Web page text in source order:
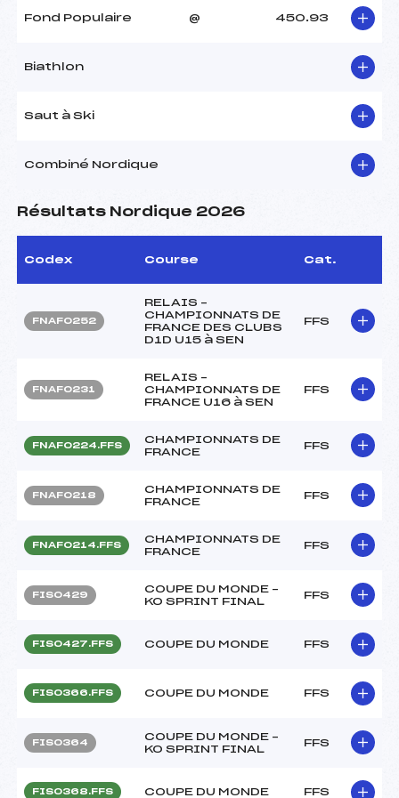
Fond Populaire @ 450.93
Biathlon
Saut à Ski
Combiné Nordique
Résultats Nordique 2026
Codex Course Cat.
FNAF0252
RELAIS –
CHAMPIONNATS DE
FRANCE DES CLUBS
D1D U15 à SEN
FFS
FNAF0231
RELAIS –
CHAMPIONNATS DE
FRANCE U16 à SEN
FFS
FNAF0224.FFS
CHAMPIONNATS DE
FRANCE
FFS
FNAF0218
CHAMPIONNATS DE
FRANCE
FFS
FNAF0214.FFS
CHAMPIONNATS DE
FRANCE
FFS
FIS0429
COUPE DU MONDE –
KO SPRINT FINAL
FFS
FIS0427.FFS COUPE DU MONDE FFS
FIS0366.FFS COUPE DU MONDE FFS
FIS0364
COUPE DU MONDE –
KO SPRINT FINAL
FFS
FIS0368.FFS COUPE DU MONDE FFS